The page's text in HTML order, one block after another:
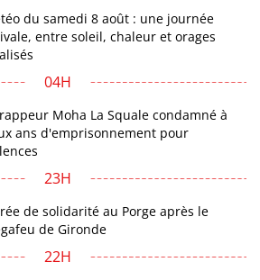
du samedi 8 août : une journée
entre soleil, chaleur et orages
04H
Moha La Squale condamné à
ans d'emprisonnement pour
23H
de solidarité au Porge après le
de Gironde
22H